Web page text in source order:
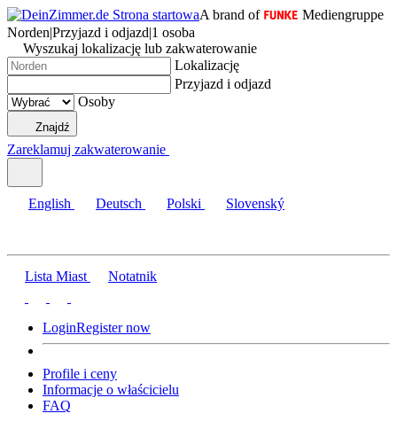
A brand of
Mediengruppe
Norden|Przyjazd i odjazd|1 osoba
Wyszukaj lokalizację lub zakwaterowanie
Lokalizację
Przyjazd i odjazd
Osoby
Znajdź
Zareklamuj zakwaterowanie
English Deutsch Polski Slovenský
Lista Miast Notatnik
LoginRegister now
Profile i ceny
Informacje o właścicielu
FAQ